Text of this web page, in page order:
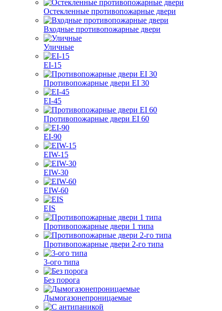
Остекленные противопожарные двери
Входные противопожарные двери
Уличные
EI-15
Противопожарные двери EI 30
EI-45
Противопожарные двери EI 60
EI-90
EIW-15
EIW-30
EIW-60
EIS
Противопожарные двери 1 типа
Противопожарные двери 2-го типа
3-ого типа
Без порога
Дымогазонепроницаемые